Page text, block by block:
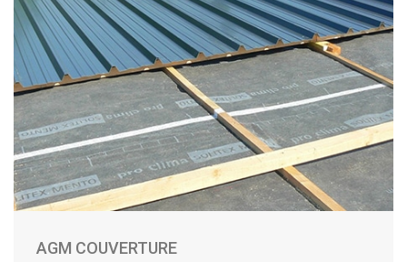
AGM COUVERTURE